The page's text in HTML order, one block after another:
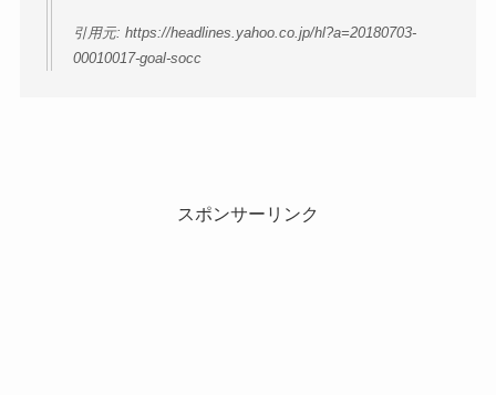
引用元: https://headlines.yahoo.co.jp/hl?a=20180703-
00010017-goal-socc
スポンサーリンク